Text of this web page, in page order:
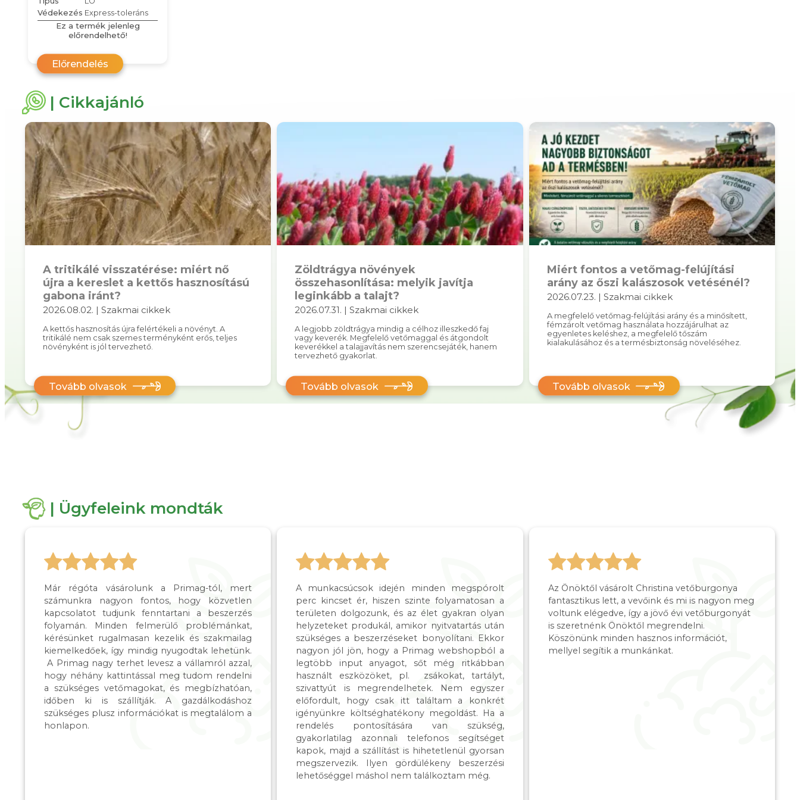
Védekezés Express-toleráns
Ez a termék jelenleg
előrendelhető!
Előrendelés
| Cikkajánló
A tritikálé visszatérése: miért nő
újra a kereslet a kettős hasznosítású
gabona iránt?
2026.08.02. | Szakmai cikkek
A kettős hasznosítás újra felértékeli a növényt. A
tritikálé nem csak szemes terményként erős, teljes
növényként is jól tervezhető.
Tovább olvasok
Zöldtrágya növények
összehasonlítása: melyik javítja
leginkább a talajt?
2026.07.31. | Szakmai cikkek
A legjobb zöldtrágya mindig a célhoz illeszkedő faj
vagy keverék. Megfelelő vetőmaggal és átgondolt
keverékkel a talajjavítás nem szerencsejáték, hanem
tervezhető gyakorlat.
Tovább olvasok
Miért fontos a vetőmag-felújítási
arány az őszi kalászosok vetésénél?
2026.07.23. | Szakmai cikkek
A megfelelő vetőmag-felújítási arány és a minősített,
fémzárolt vetőmag használata hozzájárulhat az
egyenletes keléshez, a megfelelő tőszám
kialakulásához és a termésbiztonság növeléséhez.
Tovább olvasok
| Ügyfeleink mondták
Már régóta vásárolunk a Primag-tól, mert
számunkra nagyon fontos, hogy közvetlen
kapcsolatot tudjunk fenntartani a beszerzés
folyamán. Minden felmerülő problémánkat,
kérésünket rugalmasan kezelik és szakmailag
kiemelkedőek, így mindig nyugodtak lehetünk.
A Primag nagy terhet levesz a vállamról azzal,
hogy néhány kattintással meg tudom rendelni
a szükséges vetőmagokat, és megbízhatóan,
időben ki is szállítják. A gazdálkodáshoz
szükséges plusz információkat is megtalálom a
honlapon.
A munkacsúcsok idején minden megspórolt
perc kincset ér, hiszen szinte folyamatosan a
területen dolgozunk, és az élet gyakran olyan
helyzeteket produkál, amikor nyitvatartás után
szükséges a beszerzéseket bonyolítani. Ekkor
nagyon jól jön, hogy a Primag webshopból a
legtöbb input anyagot, sőt még ritkábban
használt eszközöket, pl. zsákokat, tartályt,
szivattyút is megrendelhetek. Nem egyszer
előfordult, hogy csak itt találtam a konkrét
igényünkre költséghatékony megoldást. Ha a
rendelés pontosítására van szükség,
gyakorlatilag azonnali telefonos segítséget
kapok, majd a szállítást is hihetetlenül gyorsan
megszervezik. Ilyen gördülékeny beszerzési
lehetőséggel máshol nem találkoztam még.
Az Önöktől vásárolt Christina vetőburgonya
fantasztikus lett, a vevőink és mi is nagyon meg
voltunk elégedve, így a jövő évi vetőburgonyát
is szeretnénk Önöktől megrendelni.
Köszönünk minden hasznos információt,
mellyel segítik a munkánkat.